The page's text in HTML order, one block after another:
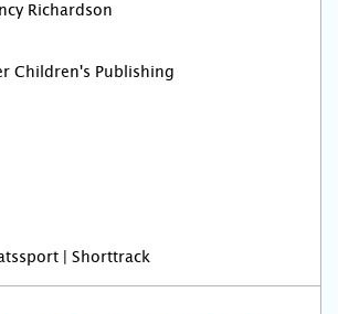
Richardson
Children's Publishing
| Shorttrack